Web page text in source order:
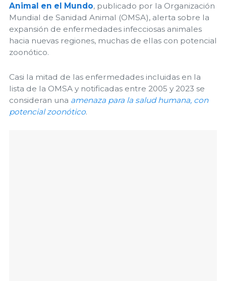
Animal en el Mundo, publicado por la Organización
Mundial de Sanidad Animal (OMSA), alerta sobre la
expansión de enfermedades infecciosas animales
hacia nuevas regiones, muchas de ellas con potencial
zoonótico.
Casi la mitad de las enfermedades incluidas en la
lista de la OMSA y notificadas entre 2005 y 2023 se
consideran una amenaza para la salud humana, con
potencial zoonótico.